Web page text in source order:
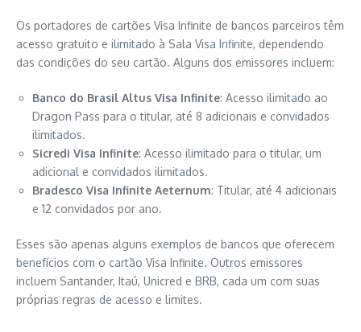
Os portadores de cartões Visa Infinite de bancos parceiros têm
acesso gratuito e ilimitado à Sala Visa Infinite, dependendo
das condições do seu cartão. Alguns dos emissores incluem:
Banco do Brasil Altus Visa Infinite: Acesso ilimitado ao
Dragon Pass para o titular, até 8 adicionais e convidados
ilimitados.
Sicredi Visa Infinite: Acesso ilimitado para o titular, um
adicional e convidados ilimitados.
Bradesco Visa Infinite Aeternum: Titular, até 4 adicionais
e 12 convidados por ano.
Esses são apenas alguns exemplos de bancos que oferecem
benefícios com o cartão Visa Infinite. Outros emissores
incluem Santander, Itaú, Unicred e BRB, cada um com suas
próprias regras de acesso e limites.